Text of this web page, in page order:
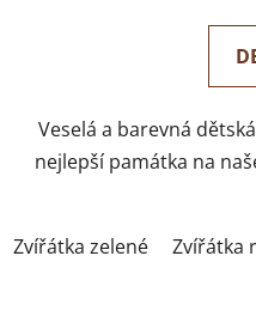
Veselá a barevná
nejlepší památka na
Zvířátka zelené Zvířátka